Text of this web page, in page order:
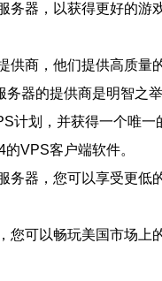
器，以获得更好的
商，他们提供高质量
器的提供商是明智之举
计划，并获得一个唯
VPS客户端软件。
器，您可以享受更低
可以畅玩美国市场上